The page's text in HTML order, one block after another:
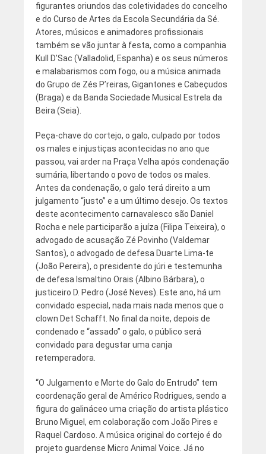
figurantes oriundos das coletividades do concelho
e do Curso de Artes da Escola Secundária da Sé.
Atores, músicos e animadores profissionais
também se vão juntar à festa, como a companhia
Kull D’Sac (Valladolid, Espanha) e os seus números
e malabarismos com fogo, ou a música animada
do Grupo de Zés P’reiras, Gigantones e Cabeçudos
(Braga) e da Banda Sociedade Musical Estrela da
Beira (Seia).
Peça-chave do cortejo, o galo, culpado por todos
os males e injustiças acontecidas no ano que
passou, vai arder na Praça Velha após condenação
sumária, libertando o povo de todos os males.
Antes da condenação, o galo terá direito a um
julgamento “justo” e a um último desejo. Os textos
deste acontecimento carnavalesco são Daniel
Rocha e nele participarão a juíza (Filipa Teixeira), o
advogado de acusação Zé Povinho (Valdemar
Santos), o advogado de defesa Duarte Lima-te
(João Pereira), o presidente do júri e testemunha
de defesa Ismaltino Orais (Albino Bárbara), o
justiceiro D. Pedro (José Neves). Este ano, há um
convidado especial, nada mais nada menos que o
clown Det Schafft. No final da noite, depois de
condenado e “assado” o galo, o público será
convidado para degustar uma canja
retemperadora.
“O Julgamento e Morte do Galo do Entrudo” tem
coordenação geral de Américo Rodrigues, sendo a
figura do galináceo uma criação do artista plástico
Bruno Miguel, em colaboração com João Pires e
Raquel Cardoso. A música original do cortejo é do
projeto guardense Micro Animal Voice. Já no